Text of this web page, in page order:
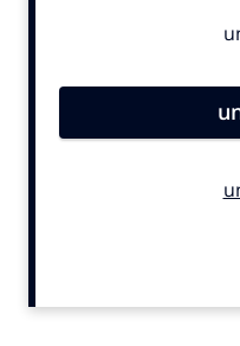
Carriere
Design